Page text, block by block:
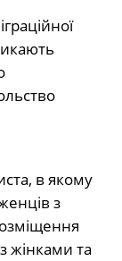
в якому
з
жінками та